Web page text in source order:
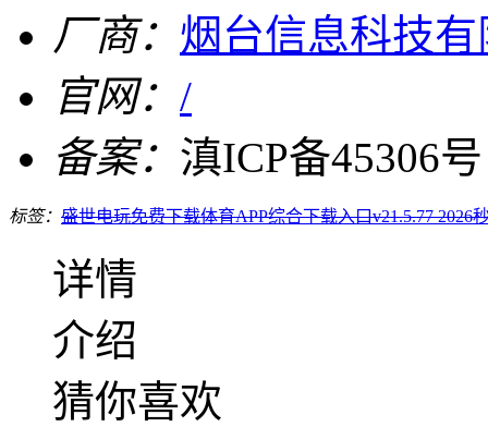
厂商： 烟台信息科技
官网： /
备案： 滇ICP备45306号
标签： 盛世电玩免费下载体育APP综合下载入口v21.5.77 2026
详情
介绍
猜你喜欢